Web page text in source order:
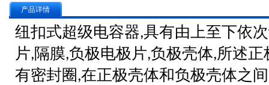
产品详情
纽扣式超级电容器,具有由上至下依
片,隔膜,负极电极片,负极壳体,所述正
有密封圈,在正极壳体和负极壳体之